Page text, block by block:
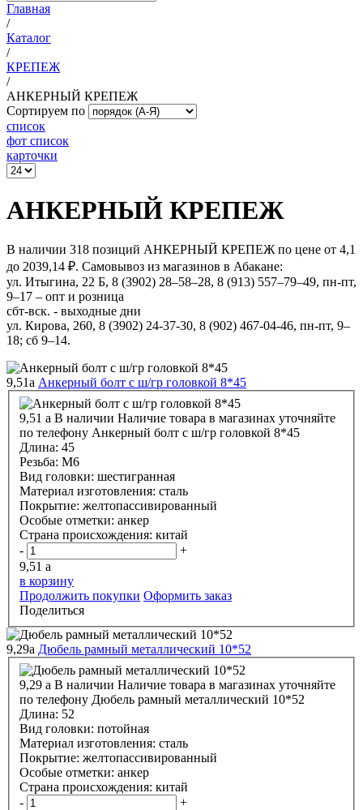
Главная
/
Каталог
/
КРЕПЕЖ
/
АНКЕРНЫЙ КРЕПЕЖ
Сортируем по
список
фот список
карточки
АНКЕРНЫЙ КРЕПЕЖ
В наличии 318 позиций АНКЕРНЫЙ КРЕПЕЖ по цене от 4,1
до 2039,14 ₽. Самовывоз из магазинов в Абакане:
ул. Итыгина, 22 Б, 8 (3902) 28‒58‒28, 8 (913) 557–79–49, пн-пт,
9–17 – опт и розница
сбт-вск. - выходные дни
ул. Кирова, 260, 8 (3902) 24-37-30, 8 (902) 467-04-46, пн-пт, 9–
18; сб 9–14.
9,51a Анкерный болт с ш/гр головкой 8*45
9,51 a В наличии Наличие товара в магазинах уточняйте
по телефону Анкерный болт с ш/гр головкой 8*45
Длина: 45
Резьба: М6
Вид головки: шестигранная
Материал изготовления: сталь
Покрытие: желтопассивированный
Особые отметки: анкер
Страна происхождения: китай
-
+
9,51 a
в корзину
Продолжить покупки Оформить заказ
Поделиться
9,29a Дюбель рамный металлический 10*52
9,29 a В наличии Наличие товара в магазинах уточняйте
по телефону Дюбель рамный металлический 10*52
Длина: 52
Вид головки: потойная
Материал изготовления: сталь
Покрытие: желтопассивированный
Особые отметки: анкер
Страна происхождения: китай
-
+